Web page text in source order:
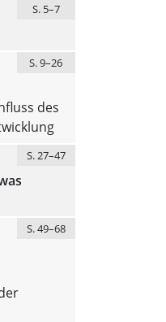
S. 5–7
S. 9–26
des
S. 27–47
S. 49–68